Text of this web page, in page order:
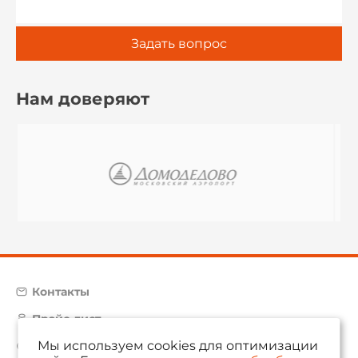
Задать вопрос
Нам доверяют
Контакты
Прайс-лист
Карта сайта
Мы используем cookies для оптимизации